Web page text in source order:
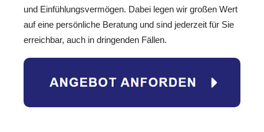
und Einfühlungsvermögen. Dabei legen wir großen Wert
auf eine persönliche Beratung und sind jederzeit für Sie
erreichbar, auch in dringenden Fällen.